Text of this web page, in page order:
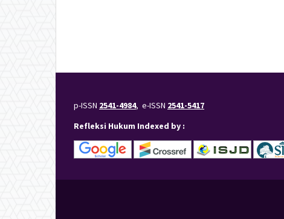
p-ISSN 2541-4984, e-ISSN 2541-5417
Refleksi Hukum Indexed by :